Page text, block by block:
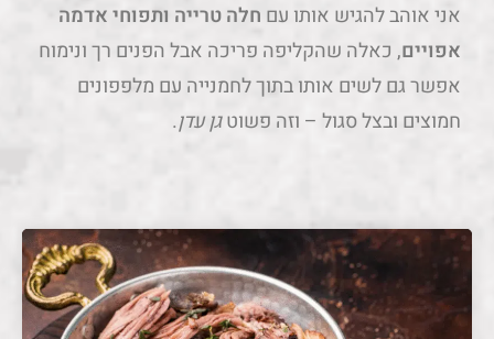
אני אוהב להגיש אותו עם חלה טרייה ותפוחי אדמה
אפויים, כאלה שהקליפה פריכה אבל הפנים רך ונימוח
אפשר גם לשים אותו בתוך לחמנייה עם מלפפונים
חמוצים ובצל סגול – וזה פשוטגן עדן.